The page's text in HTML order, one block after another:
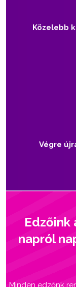
Közelebb
Végre
Edzőink
napról
Minden edzőnk